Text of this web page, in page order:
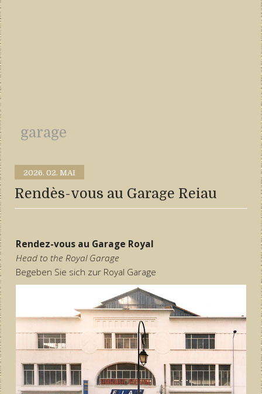
garage
2026. 02. MAI
Rendès-vous au Garage Reiau
Rendez-vous au Garage Royal
Head to the Royal Garage
Begeben Sie sich zur Royal Garage